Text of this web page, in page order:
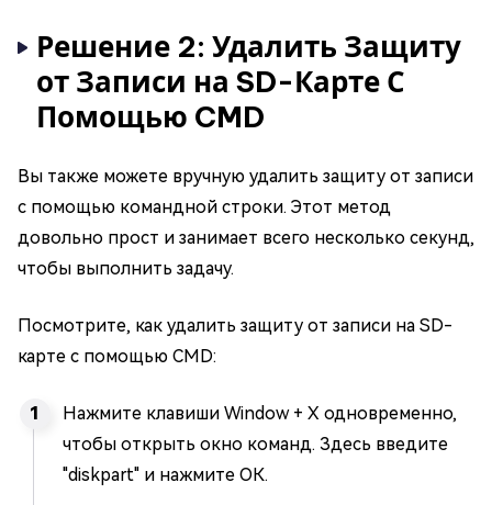
Решение 2: Удалить Защиту
от Записи на SD-Карте С
Помощью CMD
Вы также можете вручную удалить защиту от записи
с помощью командной строки. Этот метод
довольно прост и занимает всего несколько секунд,
чтобы выполнить задачу.
Посмотрите, как удалить защиту от записи на SD-
карте с помощью CMD:
Нажмите клавиши Window + X одновременно,
чтобы открыть окно команд. Здесь введите
"diskpart" и нажмите ОК.